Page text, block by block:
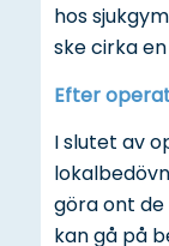
hos
ske cirka
Efter
I slutet av
göra ont
kan gå på